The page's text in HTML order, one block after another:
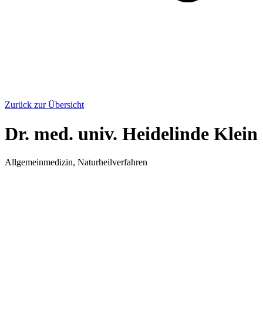
Zurück zur Übersicht
Dr. med. univ. Heidelinde Klein
Allgemeinmedizin, Naturheilverfahren